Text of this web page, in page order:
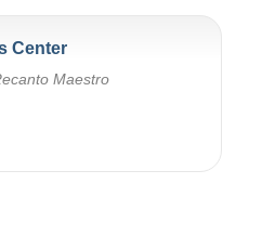
Center
Maestro